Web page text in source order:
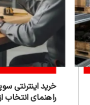
خرید اینترنتی
راهنمای انتخاب